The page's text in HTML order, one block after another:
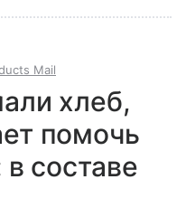
Mail
хлеб,
помочь
составе